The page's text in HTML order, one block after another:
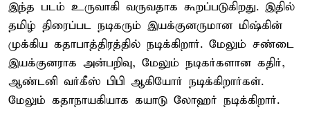
இந்த படம் உருவாகி வருவதாக கூறப்படுகிறது. இதில்
தமிழ் திரைப்பட நடிகரும் இயக்குனருமான மிஷ்கின்
முக்கிய கதாபாத்திரத்தில் நடிக்கிறார். மேலும் சண்டை
இயக்குனராக அன்பறிவு, மேலும் நடிகர்களான கதிர்,
ஆண்டனி வர்கீஸ் பிபி ஆகியோர் நடிக்கிறார்கள்.
மேலும் கதாநாயகியாக கயாடு லோஹர் நடிக்கிறார்.